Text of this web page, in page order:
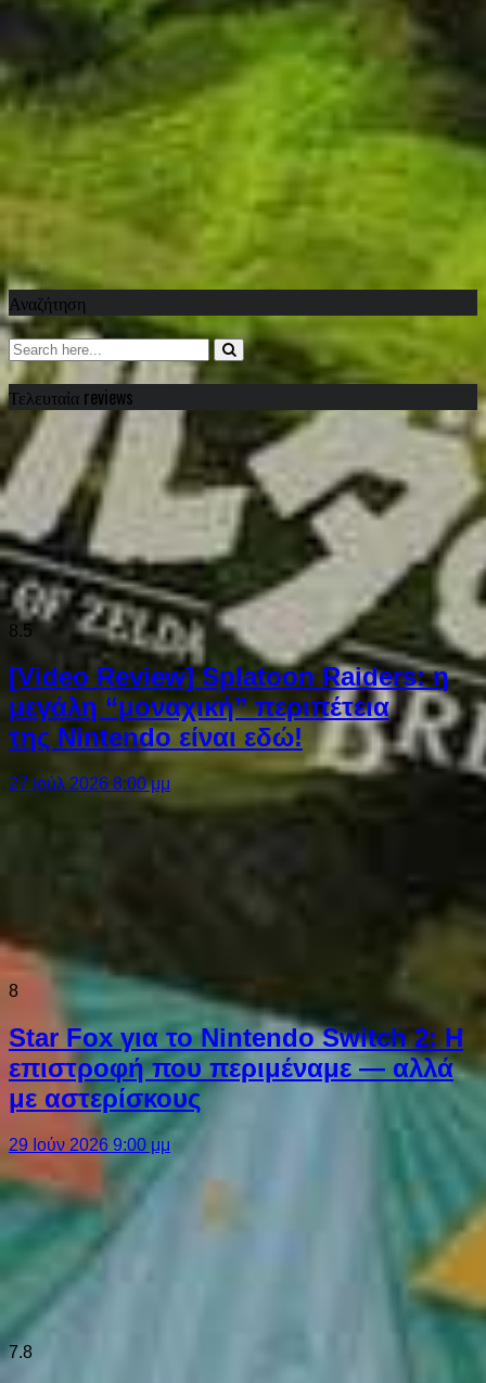
Αναζήτηση
Τελευταία reviews
8.5
[Video Review] Splatoon Raiders: η
μεγάλη “μοναχική” περιπέτεια
της Nintendo είναι εδώ!
27 Ιούλ 2026 8:00 μμ
8
Star Fox για το Nintendo Switch 2: Η
επιστροφή που περιμέναμε — αλλά
με αστερίσκους
29 Ιούν 2026 9:00 μμ
7.8